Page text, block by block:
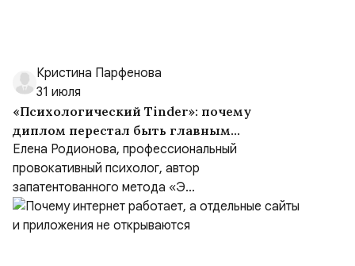
Кристина Парфенова
31 июля
«Психологический Tinder»: почему
диплом перестал быть главным
критерием при выборе психолога
Елена Родионова, профессиональный
провокативный психолог, автор
запатентованного метода «Э...